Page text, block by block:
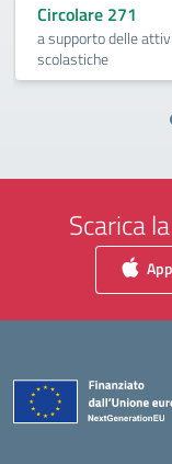
Circolare 271
a supporto delle
scolastiche
Scarica